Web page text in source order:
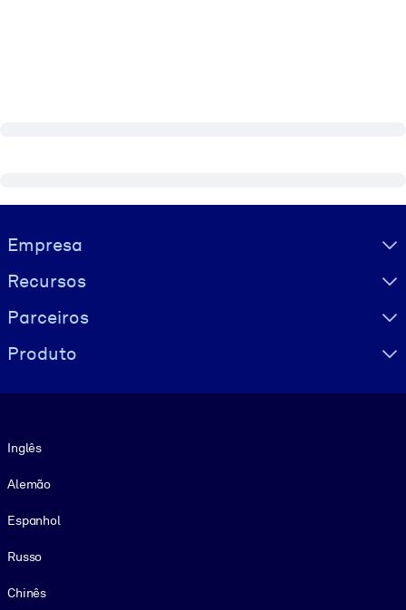
Visually hidden Text
Empresa
Recursos
Parceiros
Produto
Inglês
Alemão
Espanhol
Russo
Chinês